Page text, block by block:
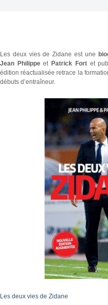
Les deux vies de Zidane est une
Jean Philippeet Patrick Fortet
édition réactualisée retrace la
débuts d’entraîneur.
Les deux vies de Zidane